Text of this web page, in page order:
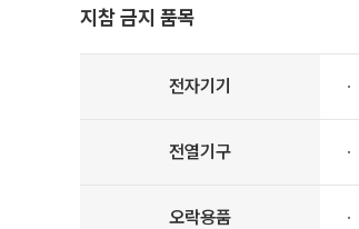
지참 금지 품목
전자기기
전열기구
오락용품